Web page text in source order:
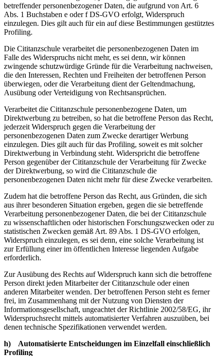
betreffender personenbezogener Daten, die aufgrund von Art. 6
Abs. 1 Buchstaben e oder f DS-GVO erfolgt, Widerspruch
einzulegen. Dies gilt auch für ein auf diese Bestimmungen gestütztes
Profiling.
Die Cititanzschule verarbeitet die personenbezogenen Daten im
Falle des Widerspruchs nicht mehr, es sei denn, wir können
zwingende schutzwürdige Gründe für die Verarbeitung nachweisen,
die den Interessen, Rechten und Freiheiten der betroffenen Person
überwiegen, oder die Verarbeitung dient der Geltendmachung,
Ausübung oder Verteidigung von Rechtsansprüchen.
Verarbeitet die Cititanzschule personenbezogene Daten, um
Direktwerbung zu betreiben, so hat die betroffene Person das Recht,
jederzeit Widerspruch gegen die Verarbeitung der
personenbezogenen Daten zum Zwecke derartiger Werbung
einzulegen. Dies gilt auch für das Profiling, soweit es mit solcher
Direktwerbung in Verbindung steht. Widerspricht die betroffene
Person gegenüber der Cititanzschule der Verarbeitung für Zwecke
der Direktwerbung, so wird die Cititanzschule die
personenbezogenen Daten nicht mehr für diese Zwecke verarbeiten.
Zudem hat die betroffene Person das Recht, aus Gründen, die sich
aus ihrer besonderen Situation ergeben, gegen die sie betreffende
Verarbeitung personenbezogener Daten, die bei der Cititanzschule
zu wissenschaftlichen oder historischen Forschungszwecken oder zu
statistischen Zwecken gemäß Art. 89 Abs. 1 DS-GVO erfolgen,
Widerspruch einzulegen, es sei denn, eine solche Verarbeitung ist
zur Erfüllung einer im öffentlichen Interesse liegenden Aufgabe
erforderlich.
Zur Ausübung des Rechts auf Widerspruch kann sich die betroffene
Person direkt jeden Mitarbeiter der Cititanzschule oder einen
anderen Mitarbeiter wenden. Der betroffenen Person steht es ferner
frei, im Zusammenhang mit der Nutzung von Diensten der
Informationsgesellschaft, ungeachtet der Richtlinie 2002/58/EG, ihr
Widerspruchsrecht mittels automatisierter Verfahren auszuüben, bei
denen technische Spezifikationen verwendet werden.
h) Automatisierte Entscheidungen im Einzelfall einschließlich
Profiling